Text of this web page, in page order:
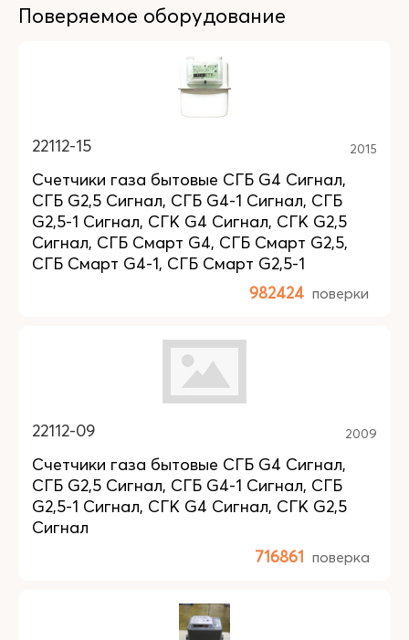
Поверяемое оборудование
22112-15 2015
Счетчики газа бытовые СГБ G4 Сигнал,
СГБ G2,5 Сигнал, СГБ G4-1 Сигнал, СГБ
G2,5-1 Сигнал, СГК G4 Сигнал, СГК G2,5
Сигнал, СГБ Смарт G4, СГБ Смарт G2,5,
СГБ Смарт G4-1, СГБ Смарт G2,5-1
982424 поверки
22112-09 2009
Счетчики газа бытовые СГБ G4 Сигнал,
СГБ G2,5 Сигнал, СГБ G4-1 Сигнал, СГБ
G2,5-1 Сигнал, СГК G4 Сигнал, СГК G2,5
Сигнал
716861 поверка